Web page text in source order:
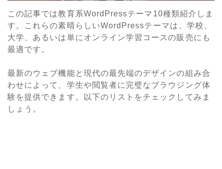
この記事では教育系WordPressテーマ10種類紹介しま
す。これらの素晴らしいWordPressテーマは、学校、
大学、あるいは単にオンライン学習コースの販売にも
最適です。
最新のウェブ機能と現代の最先端のデザインの組み合
わせによって、学生や閲覧者に完璧なブラウジング体
験を提供できます。以下のリストをチェックしてみま
しょう。